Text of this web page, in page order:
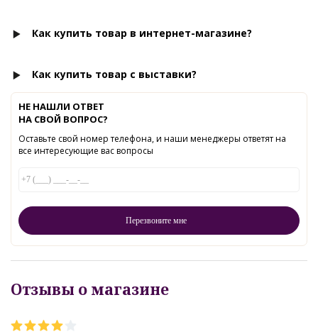
Как купить товар в интернет-магазине?
Как купить товар с выставки?
НЕ НАШЛИ ОТВЕТ
НА СВОЙ ВОПРОС?
Оставьте свой номер телефона, и наши менеджеры ответят на
все интересующие вас вопросы
Отзывы о магазине